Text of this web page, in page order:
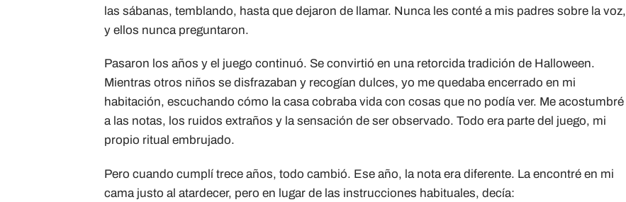
las sábanas, temblando, hasta que dejaron de llamar. Nunca les conté a mis padres sobre la voz,
y ellos nunca preguntaron.
Pasaron los años y el juego continuó. Se convirtió en una retorcida tradición de Halloween.
Mientras otros niños se disfrazaban y recogían dulces, yo me quedaba encerrado en mi
habitación, escuchando cómo la casa cobraba vida con cosas que no podía ver. Me acostumbré
a las notas, los ruidos extraños y la sensación de ser observado. Todo era parte del juego, mi
propio ritual embrujado.
Pero cuando cumplí trece años, todo cambió. Ese año, la nota era diferente. La encontré en mi
cama justo al atardecer, pero en lugar de las instrucciones habituales, decía: